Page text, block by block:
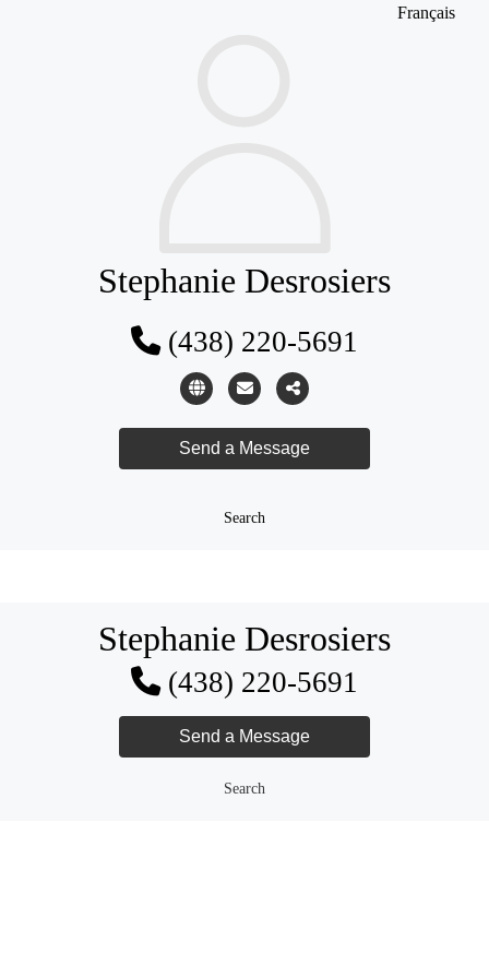
Français
Stephanie Desrosiers
(438) 220-5691
Search
Stephanie Desrosiers
(438) 220-5691
Search